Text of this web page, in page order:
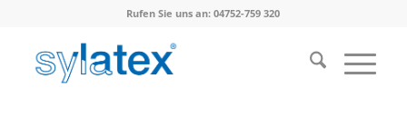
Rufen Sie uns an: 04752-759 320